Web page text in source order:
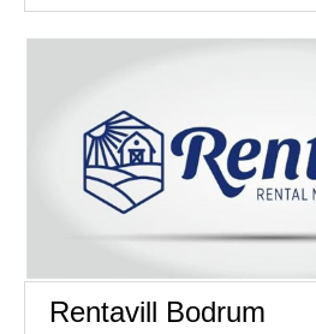
GÜMÜŞLÜK
Rentavill Bodrum